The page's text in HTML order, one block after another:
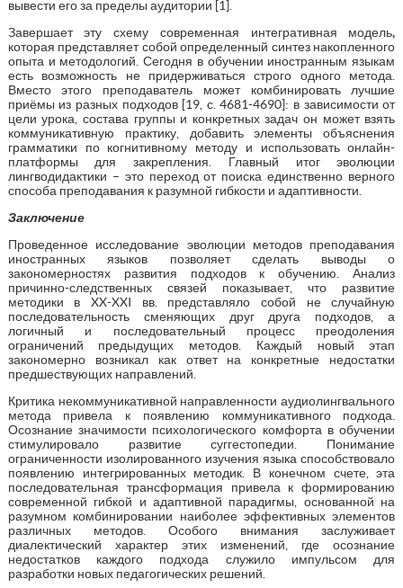
вывести его за пределы аудитории [1].
Завершает эту схему современная интегративная модель,
которая представляет собой определенный синтез накопленного
опыта и методологий. Сегодня в обучении иностранным языкам
есть возможность не придерживаться строго одного метода.
Вместо этого преподаватель может комбинировать лучшие
приёмы из разных подходов [19, с. 4681-4690]: в зависимости от
цели урока, состава группы и конкретных задач он может взять
коммуникативную практику, добавить элементы объяснения
грамматики по когнитивному методу и использовать онлайн-
платформы для закрепления. Главный итог эволюции
лингводидактики – это переход от поиска единственно верного
способа преподавания к разумной гибкости и адаптивности.
Заключение
Проведенное исследование эволюции методов преподавания
иностранных языков позволяет сделать выводы о
закономерностях развития подходов к обучению. Анализ
причинно-следственных связей показывает, что развитие
методики в XX-XXI вв. представляло собой не случайную
последовательность сменяющих друг друга подходов, а
логичный и последовательный процесс преодоления
ограничений предыдущих методов. Каждый новый этап
закономерно возникал как ответ на конкретные недостатки
предшествующих направлений.
Критика некоммуникативной направленности аудиолингвального
метода привела к появлению коммуникативного подхода.
Осознание значимости психологического комфорта в обучении
стимулировало развитие суггестопедии. Понимание
ограниченности изолированного изучения языка способствовало
появлению интегрированных методик. В конечном счете, эта
последовательная трансформация привела к формированию
современной гибкой и адаптивной парадигмы, основанной на
разумном комбинировании наиболее эффективных элементов
различных методов. Особого внимания заслуживает
диалектический характер этих изменений, где осознание
недостатков каждого подхода служило импульсом для
разработки новых педагогических решений.